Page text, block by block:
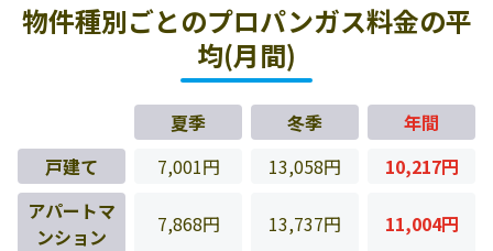
物件種別ごとのプロパンガス料金の平
均(月間)
夏季 冬季
年間
戸建て
7,001円 13,058円
10,217円
アパートマ
ンション
7,868円 13,737円 11,004円